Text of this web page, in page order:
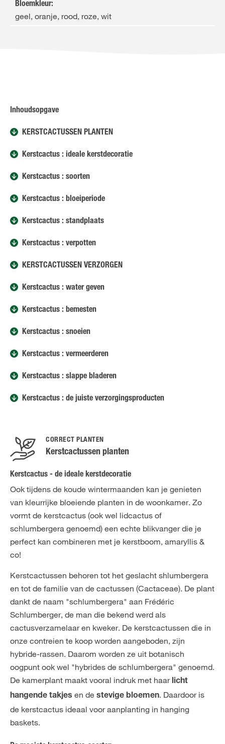
Bloemkleur:
geel, oranje, rood, roze, wit
Inhoudsopgave
KERSTCACTUSSEN PLANTEN
Kerstcactus : ideale kerstdecoratie
Kerstcactus : soorten
Kerstcactus : bloeiperiode
Kerstcactus : standplaats
Kerstcactus : verpotten
KERSTCACTUSSEN VERZORGEN
Kerstcactus : water geven
Kerstcactus : bemesten
Kerstcactus : snoeien
Kerstcactus : vermeerderen
Kerstcactus : slappe bladeren
Kerstcactus : de juiste verzorgingsproducten
CORRECT PLANTEN
Kerstcactussen planten
Kerstcactus - de ideale kerstdecoratie
Ook tijdens de koude wintermaanden kan je genieten
van kleurrijke bloeiende planten in de woonkamer. Zo
vormt de kerstcactus (ook wel lidcactus of
schlumbergera genoemd) een echte blikvanger die je
perfect kan combineren met je kerstboom, amaryllis &
co!
Kerstcactussen behoren tot het geslacht shlumbergera
en tot de familie van de cactussen (Cactaceae). De plant
dankt de naam "schlumbergera" aan Frédéric
Schlumberger, de man die bekend werd als
cactusverzamelaar en kweker. De kerstcactussen die in
onze contreien te koop worden aangeboden, zijn
hybride-rassen. Daarom worden ze uit botanisch
oogpunt ook wel "hybrides de schlumbergera" genoemd.
De kamerplant maakt vooral indruk met haar licht
hangende takjes en de stevige bloemen. Daardoor is
de kerstcactus ideaal voor aanplanting in hanging
baskets.